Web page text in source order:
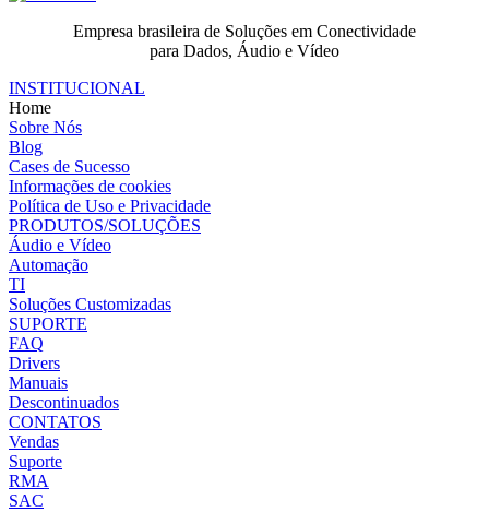
Empresa brasileira de Soluções em Conectividade
para Dados, Áudio e Vídeo
INSTITUCIONAL
Home
Sobre Nós
Blog
Cases de Sucesso
Informações de cookies
Política de Uso e Privacidade
PRODUTOS/SOLUÇÕES
Áudio e Vídeo
Automação
TI
Soluções Customizadas
SUPORTE
FAQ
Drivers
Manuais
Descontinuados
CONTATOS
Vendas
Suporte
RMA
SAC